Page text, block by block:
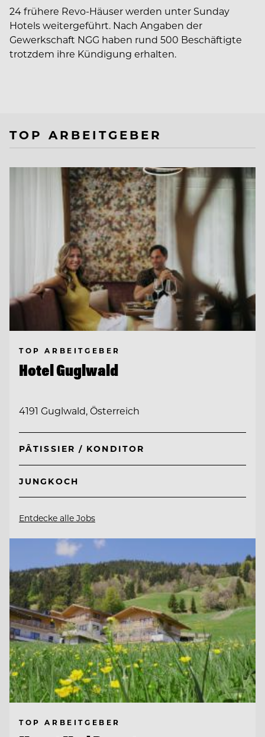
24 frühere Revo-Häuser werden unter Sunday
Hotels weitergeführt. Nach Angaben der
Gewerkschaft NGG haben rund 500 Beschäftigte
trotzdem ihre Kündigung erhalten.
TOP ARBEITGEBER
TOP ARBEITGEBER
Hotel Guglwald
4191 Guglwald, Österreich
PÂTISSIER / KONDITOR
JUNGKOCH
Entdecke alle Jobs
TOP ARBEITGEBER